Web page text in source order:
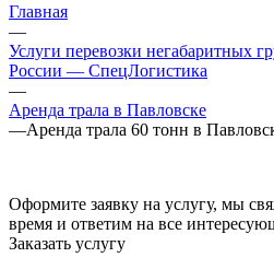
Главная
—
Услуги перевозки негабаритных
России — СпецЛогистика
—
Аренда трала в Павловске
—Аренда трала 60 тонн в
Оформите заявку на услугу, мы
время и ответим на все
Заказать услугу